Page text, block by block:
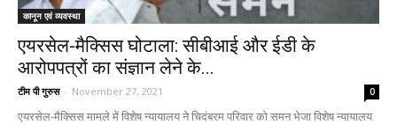
कानून एवं व्यवस्था
एयरसेल-मैक्सिस घोटाला: सीबीआई और ईडी के
आरोपपत्रों का संज्ञान लेने के...
टीम पी गुरुस - November 27, 2021 0
एयरसेल-मैक्सिस मामले में विशेष न्यायालय ने चिदंबरम परिवार को समन भेजा विशेष न्यायालय